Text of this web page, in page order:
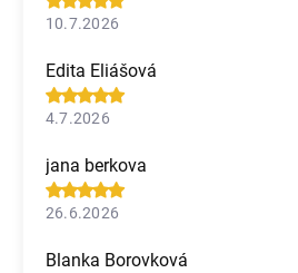
10.7.2026
Edita Eliášová
4.7.2026
jana berkova
26.6.2026
Blanka Borovková